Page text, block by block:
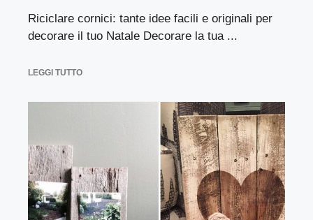
Riciclare cornici: tante idee facili e originali per
decorare il tuo Natale Decorare la tua ...
LEGGI TUTTO